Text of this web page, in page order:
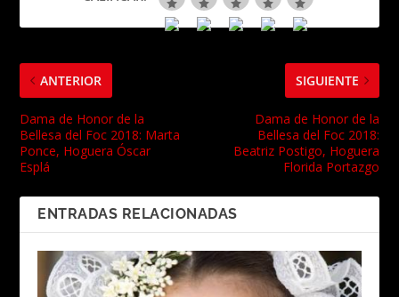
ANTERIOR
Dama de Honor de la
Bellesa del Foc 2018: Marta
Ponce, Hoguera Óscar
Esplá
SIGUIENTE
Dama de Honor de la
Bellesa del Foc 2018:
Beatriz Postigo, Hoguera
Florida Portazgo
ENTRADAS RELACIONADAS